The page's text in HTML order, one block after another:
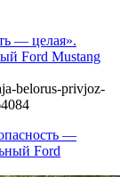
— целая».
Ford Mustang
belorus-privjoz-
—
Ford